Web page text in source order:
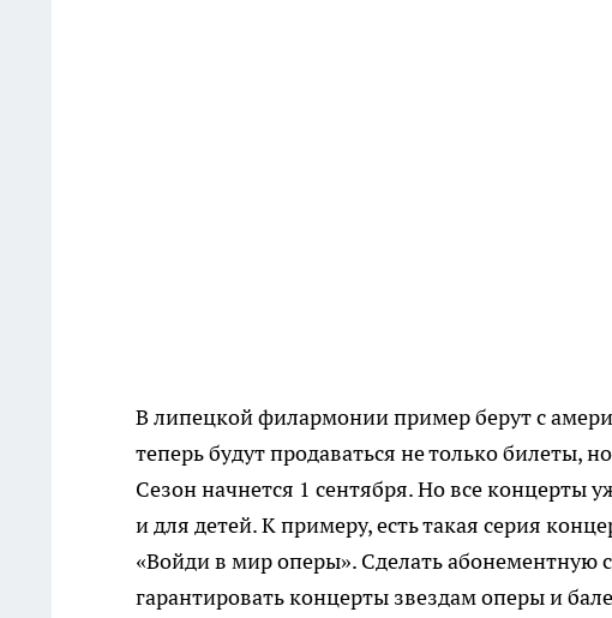
В липецкой филармонии пример берут с
теперь будут продаваться не только билеты,
Сезон начнется 1 сентября. Но все концерты
и для детей. К примеру, есть такая серия
«Войди в мир оперы». Сделать
гарантировать концерты звездам оперы и